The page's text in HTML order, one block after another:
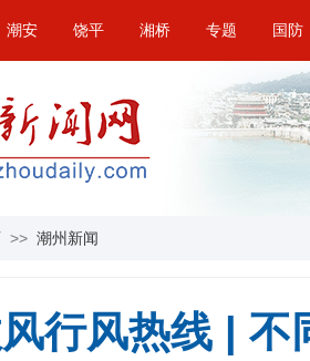
潮安 饶平 湘桥 专题 国防
>> 潮州新闻
行风热线 | 不